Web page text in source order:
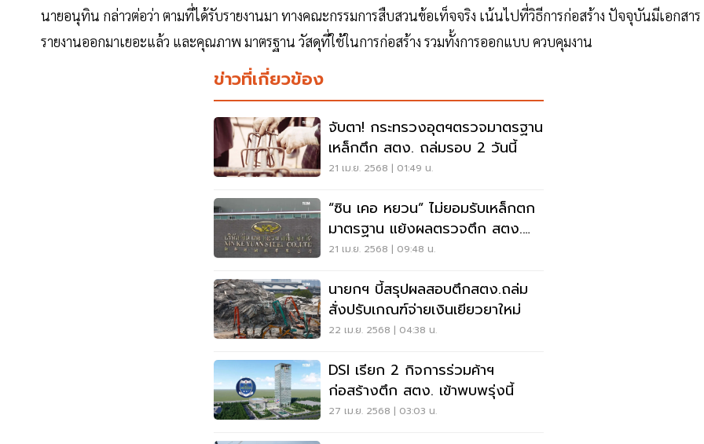
นายอนุทิน กล่าวต่อว่า ตามที่ได้รับรายงานมา ทางคณะกรรมการสืบสวนข้อเท็จจริง เน้นไปที่วิธีการก่อสร้าง ปัจจุบันมีเอกสาร
รายงานออกมาเยอะแล้ว และคุณภาพ มาตรฐาน วัสดุที่ใช้ในการก่อสร้าง รวมทั้งการออกแบบ ควบคุมงาน
ข่าวที่เกี่ยวข้อง
จับตา! กระทรวงอุตฯตรวจมาตรฐาน
เหล็กตึก สตง. ถล่มรอบ 2 วันนี้
21 เม.ย. 2568 | 01:49 น.
“ซิน เคอ หยวน” ไม่ยอมรับเหล็กตก
มาตรฐาน แย้งผลตรวจตึก สตง.
ถล่ม
21 เม.ย. 2568 | 09:48 น.
นายกฯ บี้สรุปผลสอบตึกสตง.ถล่ม
สั่งปรับเกณฑ์จ่ายเงินเยียวยาใหม่
22 เม.ย. 2568 | 04:38 น.
DSI เรียก 2 กิจการร่วมค้าฯ
ก่อสร้างตึก สตง. เข้าพบพรุ่งนี้
27 เม.ย. 2568 | 03:03 น.